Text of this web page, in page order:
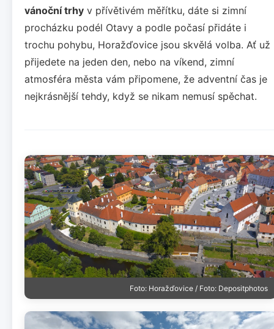
vánoční trhy v přívětivém měřítku, dáte si zimní
procházku podél Otavy a podle počasí přidáte i
trochu pohybu, Horažďovice jsou skvělá volba. Ať už
přijedete na jeden den, nebo na víkend, zimní
atmosféra města vám připomene, že adventní čas je
nejkrásnější tehdy, když se nikam nemusí spěchat.
Foto: Horažďovice / Foto: Depositphotos